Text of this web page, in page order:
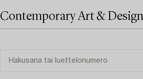
Contemporary Art & Design